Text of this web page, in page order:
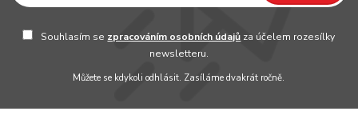
Souhlasím se zpracováním osobních údajů za účelem rozesílky
newsletteru.
Můžete se kdykoli odhlásit. Zasíláme dvakrát ročně.